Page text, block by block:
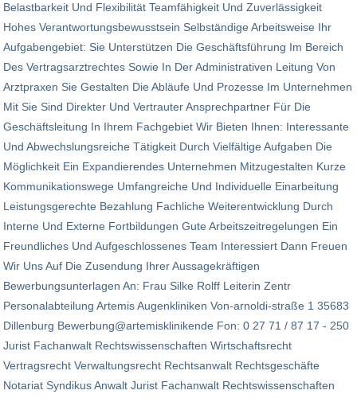
Belastbarkeit Und Flexibilität Teamfähigkeit Und Zuverlässigkeit
Hohes Verantwortungsbewusstsein Selbständige Arbeitsweise Ihr
Aufgabengebiet: Sie Unterstützen Die Geschäftsführung Im Bereich
Des Vertragsarztrechtes Sowie In Der Admini­stra­tiven Leitung Von
Arztpraxen Sie Gestalten Die Abläufe Und Prozesse Im Unternehmen
Mit Sie Sind Direkter Und Vertrauter Ansprechpartner Für Die
Geschäftsleitung In Ihrem Fachgebiet Wir Bieten Ihnen: Interessante
Und Abwechslungsreiche Tätigkeit Durch Vielfältige Aufgaben Die
Möglichkeit Ein Expandierendes Unternehmen Mitzugestalten Kurze
Kommunikationswege Umfangreiche Und Individuelle Einarbeitung
Leistungsgerechte Bezahlung Fachliche Weiterentwicklung Durch
Interne Und Externe Fortbildungen Gute Arbeitszeitregelungen Ein
Freundliches Und Aufgeschlossenes Team Interessiert Dann Freuen
Wir Uns Auf Die Zusendung Ihrer Aussagekräftigen
Bewerbungsunterlagen An: Frau Silke Rolff Leiterin Zentr
Personalabteilung Artemis Augenkliniken Von-arnoldi-straße 1 35683
Dillenburg Bewerbung@artemisklinikende Fon: 0 27 71 / 87 17 - 250
Jurist Fachanwalt Rechtswissenschaften Wirtschaftsrecht
Vertragsrecht Verwaltungsrecht Rechtsanwalt Rechtsgeschäfte
Notariat Syndikus Anwalt Jurist Fachanwalt Rechtswissenschaften